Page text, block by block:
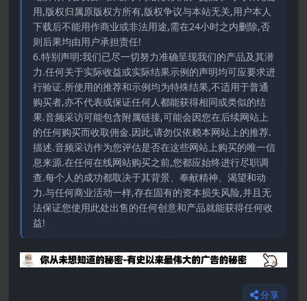
用,版权归属原版权方所有,版权争议与本站无关,用户本人
下载后不能用作商业或非法用途,需在24小时之内删除,否
则后果均由用户承担责任!
6.特别声明:我们已尽一切努力准确呈现我们的产品及其潜
力.任何关于实际收益或实际结果示例的声明均可应要求进
行验证.所使用的推荐和示例均为特殊结果,不适用于普通
购买者,亦不代表或保证任何人都能获得相同或类似的结
果.音频采访可能包含附属链接,可能会因您在后续网站上
的任何购买而收取佣金.因此,请勿仅依赖本网站上的推荐.
描述.音频采访作为您评估是否在这些网站上购买的唯一信
息来源.在任何在线网站购买之前,您都应始终进行尽职调
查.每个人的成功都取决于其背景、奉献精神、渴望和动
力.与任何商业活动一样,存在固有的资本损失风险,并且无
法保证您使用此处出售的任何创意和产品就能获得任何收
益!
分享